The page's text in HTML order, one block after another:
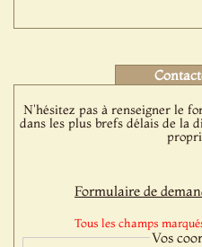
N'hésitez pas à renseigner le
dans les plus brefs délais de la
Formulaire de
Tous les champs
Vos